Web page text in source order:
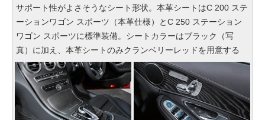
サポート性がよさそうなシート形状。本革シートはC 200 ステ
ーションワゴン スポーツ（本革仕様）とC 250 ステーション
ワゴン スポーツに標準装備。シートカラーはブラック（写
真）に加え、本革シートのみクランベリーレッドを用意する